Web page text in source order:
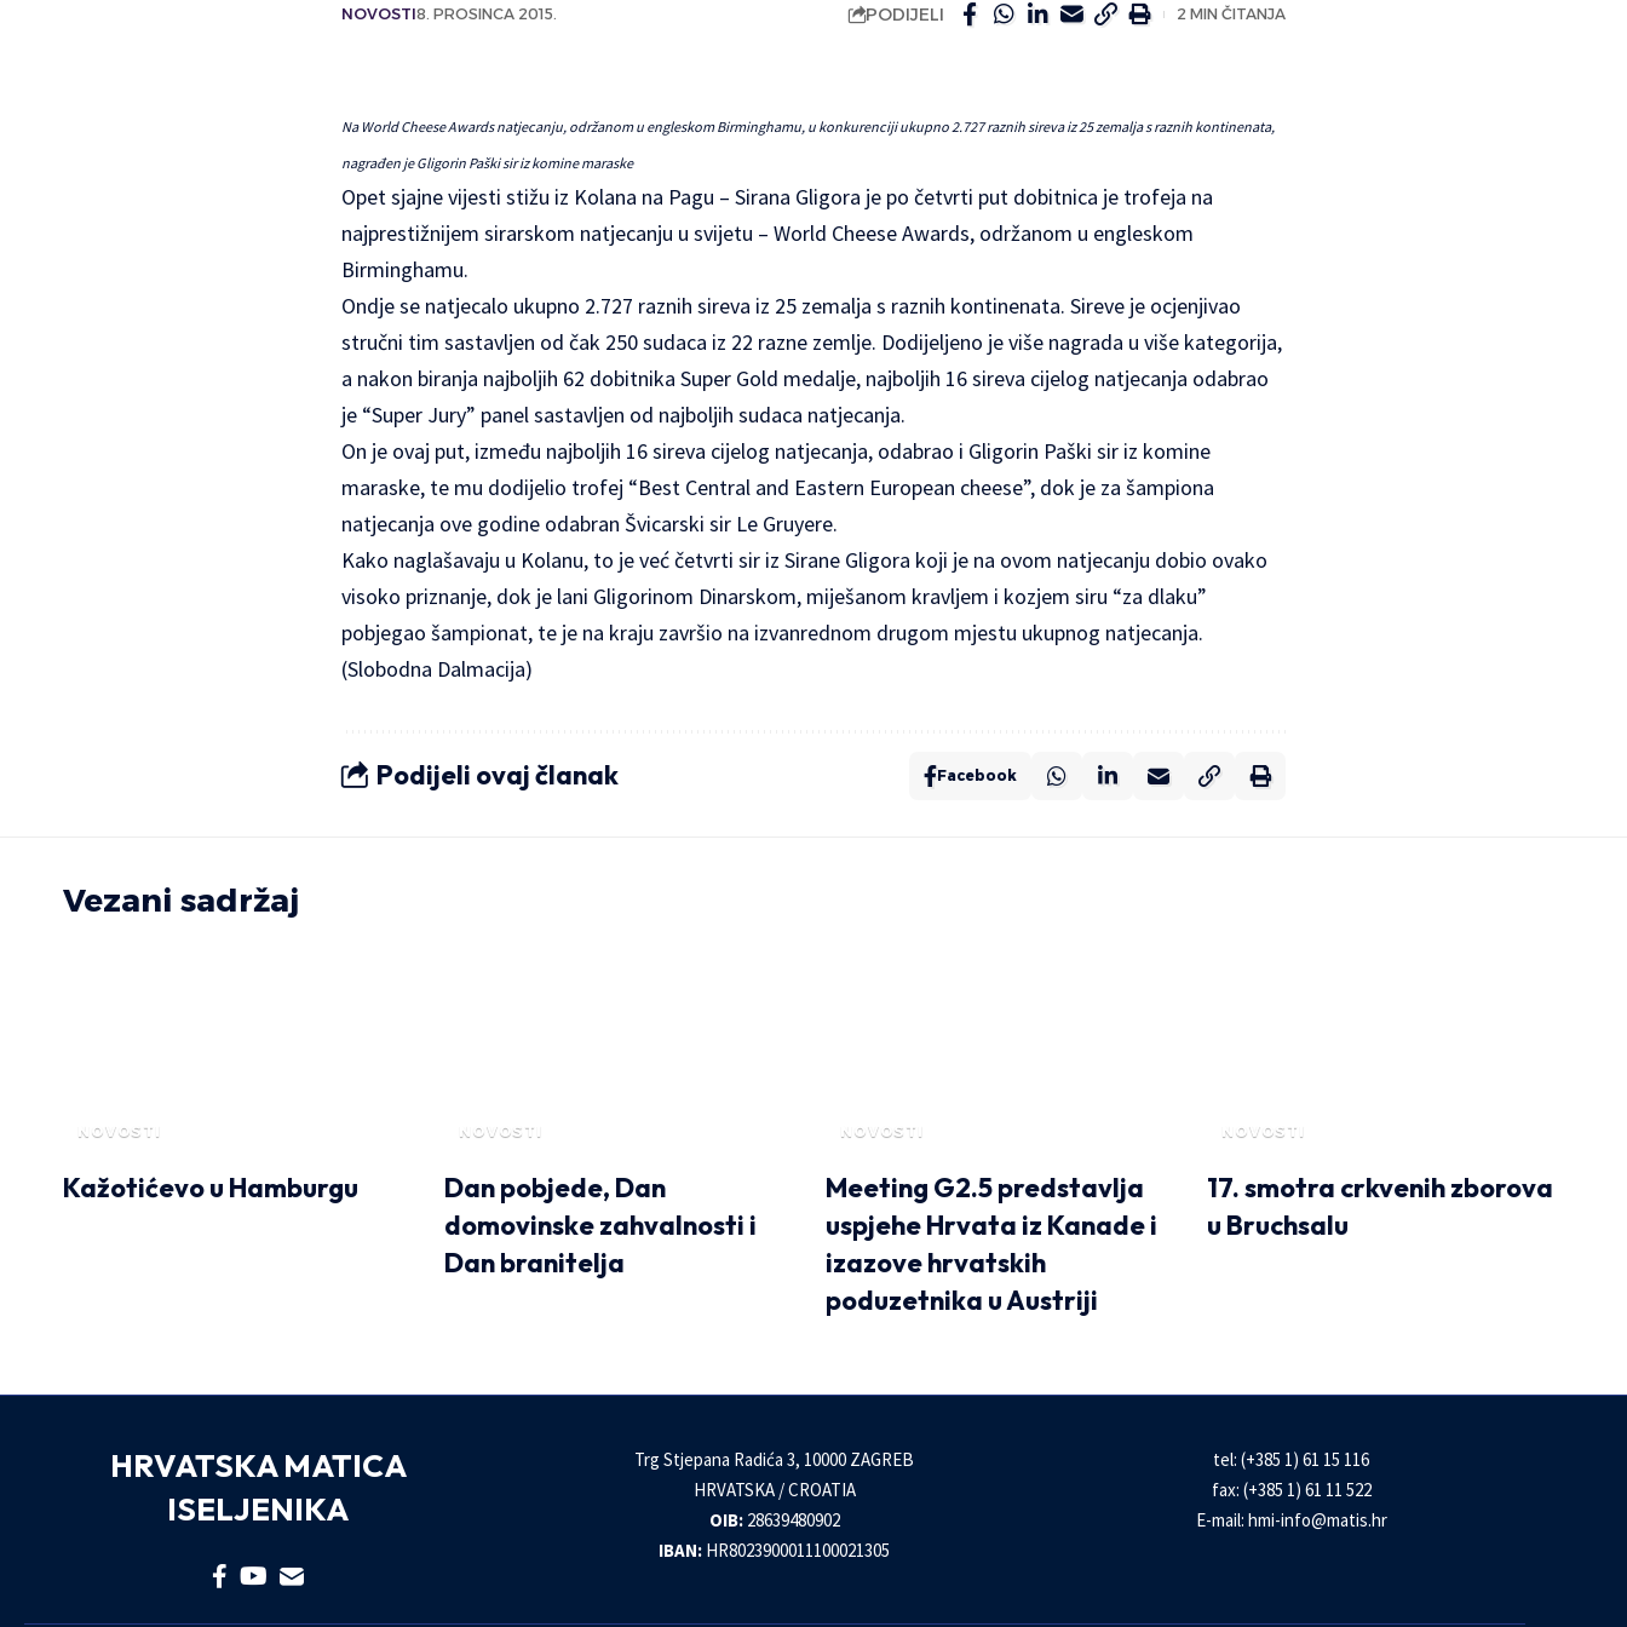
NOVOSTI8. PROSINCA 2015. PODIJELI 2 MIN ČITANJA
Na World Cheese Awards natjecanju, održanom u engleskom Birminghamu, u konkurenciji ukupno 2.727 raznih sireva iz 25 zemalja s raznih kontinenata,
nagrađen je Gligorin Paški sir iz komine maraske
Opet sjajne vijesti stižu iz Kolana na Pagu – Sirana Gligora je po četvrti put dobitnica je trofeja na
najprestižnijem sirarskom natjecanju u svijetu – World Cheese Awards, održanom u engleskom
Birminghamu.
Ondje se natjecalo ukupno 2.727 raznih sireva iz 25 zemalja s raznih kontinenata. Sireve je ocjenjivao
stručni tim sastavljen od čak 250 sudaca iz 22 razne zemlje. Dodijeljeno je više nagrada u više kategorija,
a nakon biranja najboljih 62 dobitnika Super Gold medalje, najboljih 16 sireva cijelog natjecanja odabrao
je “Super Jury” panel sastavljen od najboljih sudaca natjecanja.
On je ovaj put, između najboljih 16 sireva cijelog natjecanja, odabrao i Gligorin Paški sir iz komine
maraske, te mu dodijelio trofej “Best Central and Eastern European cheese”, dok je za šampiona
natjecanja ove godine odabran Švicarski sir Le Gruyere.
Kako naglašavaju u Kolanu, to je već četvrti sir iz Sirane Gligora koji je na ovom natjecanju dobio ovako
visoko priznanje, dok je lani Gligorinom Dinarskom, miješanom kravljem i kozjem siru “za dlaku”
pobjegao šampionat, te je na kraju završio na izvanrednom drugom mjestu ukupnog natjecanja.
(Slobodna Dalmacija)
Podijeli ovaj članak Facebook
Vezani sadržaj
NOVOSTI
Kažotićevo u Hamburgu
NOVOSTI
Dan pobjede, Dan
domovinske zahvalnosti i
Dan branitelja
NOVOSTI
Meeting G2.5 predstavlja
uspjehe Hrvata iz Kanade i
izazove hrvatskih
poduzetnika u Austriji
NOVOSTI
17. smotra crkvenih zborova
u Bruchsalu
HRVATSKA MATICA
ISELJENIKA
Trg Stjepana Radića 3, 10000 ZAGREB
HRVATSKA / CROATIA
OIB:28639480902
IBAN: HR8023900011100021305
tel: (+385 1) 61 15 116
fax: (+385 1) 61 11 522
E-mail: hmi-info@matis.hr